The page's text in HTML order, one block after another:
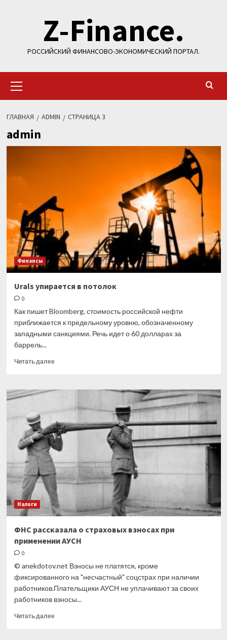
содержимомуZ-Finance.
РОССИЙСКИЙ ФИНАНСОВО-ЭКОНОМИЧЕСКИЙ ПОРТАЛ.
меню
ГЛАВНАЯ ADMIN СТРАНИЦА 3
admin
Финансы
Urals упирается в потолок
0
Как пишет Bloomberg, стоимость российской нефти
приближается к предельному уровню, обозначенному
западными санкциями. Речь идет о 60 долларах за
баррель...
Читать далееПрочитать
Urals
Налоги
ФНС рассказала о страховых взносах при
применении АУСН
0
© anekdotov.net Взносы не платятся, кроме
фиксированного на "несчастный" соцстрах при наличии
работников.Плательщики АУСН не уплачивают за своих
работников взносы...
Читать далееПрочитать